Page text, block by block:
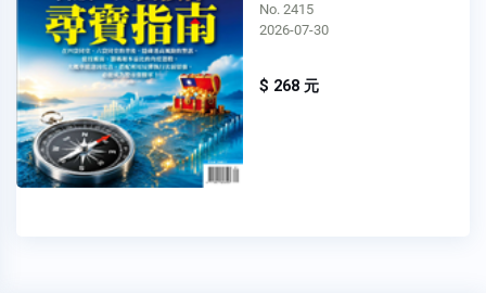
No. 2415
2026-07-30
$ 268 元